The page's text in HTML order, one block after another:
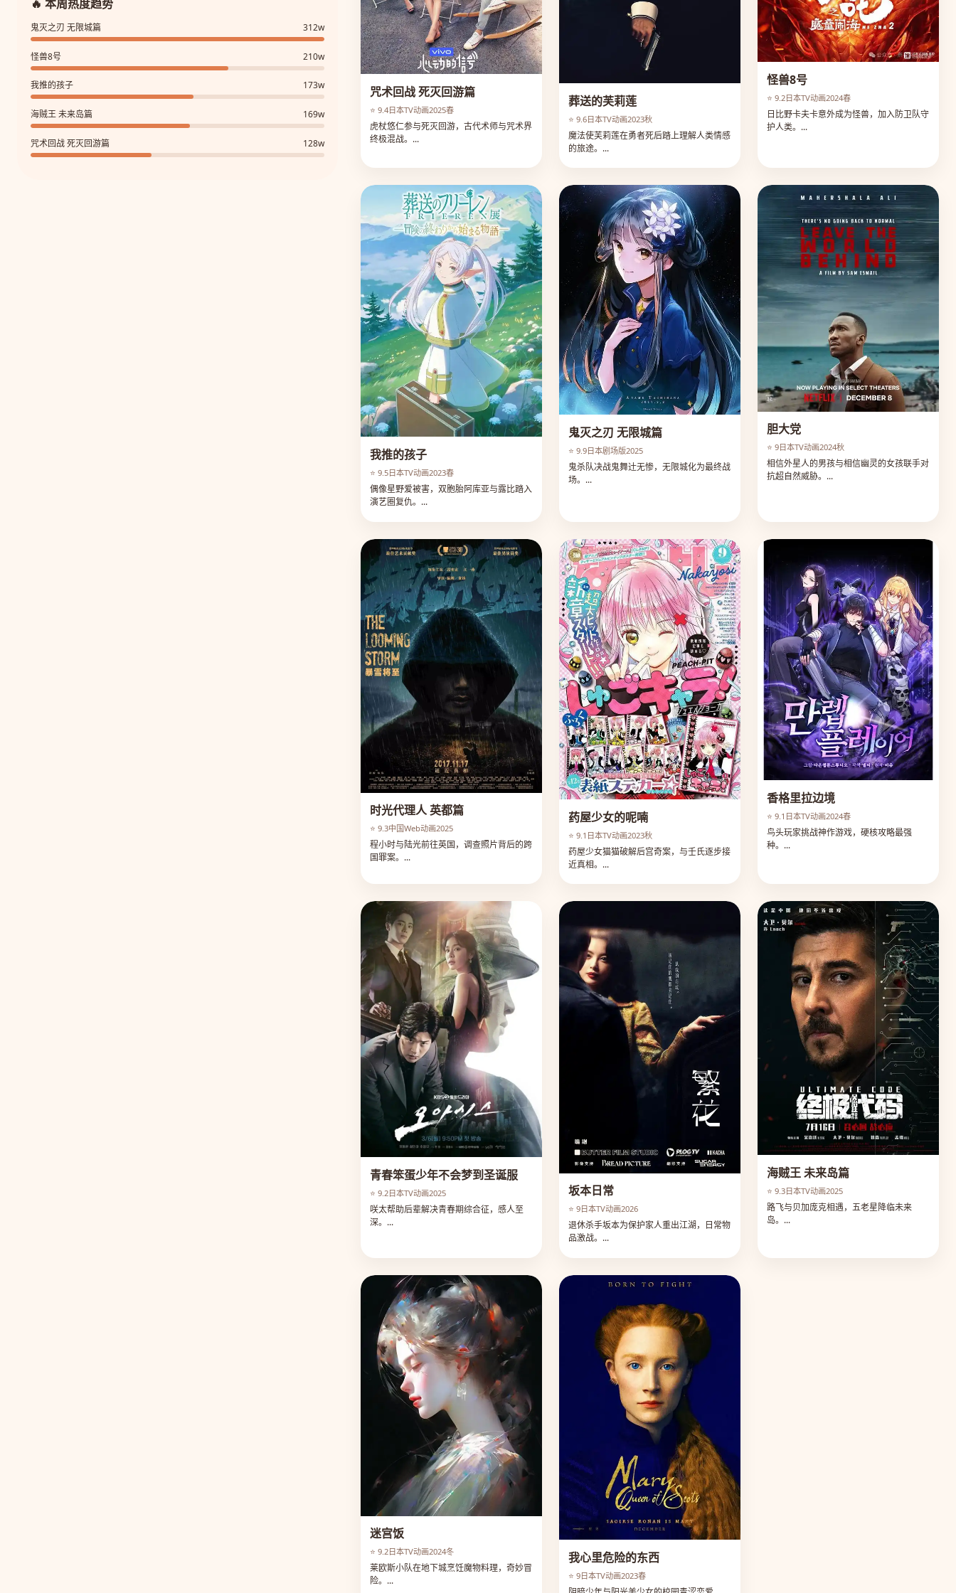
🔥 本周热度趋势
鬼灭之刃 无限城篇 312w
怪兽8号 210w
我推的孩子 173w
海贼王 未来岛篇 169w
咒术回战 死灭回游篇 128w
咒术回战 死灭回游篇
⭐ 9.4日本TV动画2025春
虎杖悠仁参与死灭回游，古代术师与咒术界
终极混战。...
葬送的芙莉莲
⭐ 9.6日本TV动画2023秋
魔法使芙莉莲在勇者死后踏上理解人类情感
的旅途。...
怪兽8号
⭐ 9.2日本TV动画2024春
日比野卡夫卡意外成为怪兽，加入防卫队守
护人类。...
我推的孩子
⭐ 9.5日本TV动画2023春
偶像星野爱被害，双胞胎阿库亚与露比踏入
演艺圈复仇。...
鬼灭之刃 无限城篇
⭐ 9.9日本剧场版2025
鬼杀队决战鬼舞辻无惨，无限城化为最终战
场。...
胆大党
⭐ 9日本TV动画2024秋
相信外星人的男孩与相信幽灵的女孩联手对
抗超自然威胁。...
时光代理人 英都篇
⭐ 9.3中国Web动画2025
程小时与陆光前往英国，调查照片背后的跨
国罪案。...
药屋少女的呢喃
⭐ 9.1 日本TV动画2023秋
药屋少女猫猫破解后宫奇案，与壬氏逐步接
近真相。...
香格里拉边境
⭐ 9.1 日本TV动画2024春
鸟头玩家挑战神作游戏，硬核攻略最强
种。...
青春笨蛋少年不会梦到圣诞服
⭐ 9.2日本TV动画2025
咲太帮助后辈解决青春期综合征，感人至
深。...
坂本日常
⭐ 9日本TV动画2026
退休杀手坂本为保护家人重出江湖，日常物
品激战。...
海贼王 未来岛篇
⭐ 9.3日本TV动画2025
路飞与贝加庞克相遇，五老星降临未来
岛。...
迷宫饭
⭐ 9.2日本TV动画2024冬
莱欧斯小队在地下城烹饪魔物料理，奇妙冒
险。...
我心里危险的东西
⭐ 9日本TV动画2023春